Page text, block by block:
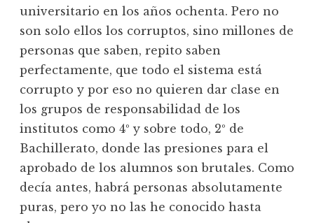
universitario en los años ochenta. Pero no
son solo ellos los corruptos, sino millones de
personas que saben, repito saben
perfectamente, que todo el sistema está
corrupto y por eso no quieren dar clase en
los grupos de responsabilidad de los
institutos como 4º y sobre todo, 2º de
Bachillerato, donde las presiones para el
aprobado de los alumnos son brutales. Como
decía antes, habrá personas absolutamente
puras, pero yo no las he conocido hasta